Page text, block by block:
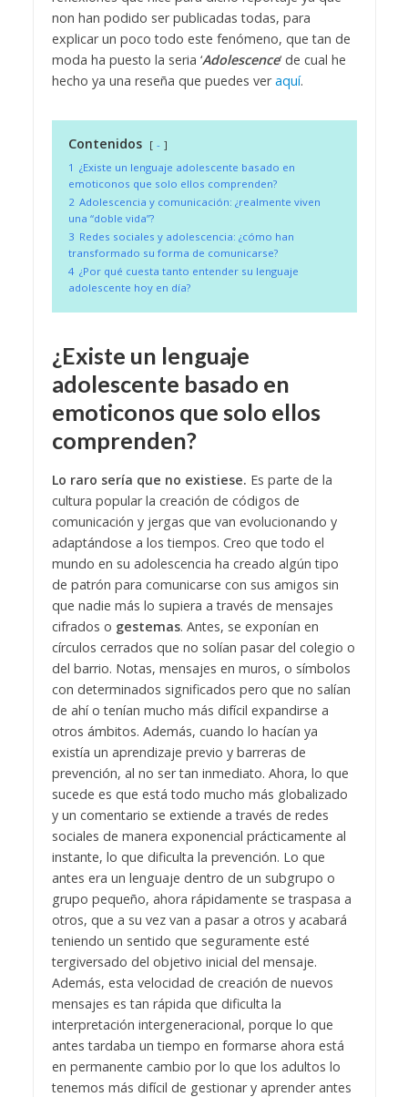
non han podido ser publicadas todas, para
explicar un poco todo este fenómeno, que tan de
moda ha puesto la seria ‘Adolescence‘ de cual he
hecho ya una reseña que puedes veraquí.
Contenidos
-
1 ¿Existe un lenguaje adolescente basado en
emoticonos que solo ellos comprenden?
2 Adolescencia y comunicación: ¿realmente viven
una “doble vida”?
3 Redes sociales y adolescencia: ¿cómo han
transformado su forma de comunicarse?
4 ¿Por qué cuesta tanto entender su lenguaje
adolescente hoy en día?
¿Existe un lenguaje
adolescente basado en
emoticonos que solo ellos
comprenden?
Lo raro sería que no existiese. Es parte de la
cultura popular la creación de códigos de
comunicación y jergas que van evolucionando y
adaptándose a los tiempos. Creo que todo el
mundo en su adolescencia ha creado algún tipo
de patrón para comunicarse con sus amigos sin
que nadie más lo supiera a través de mensajes
cifrados o gestemas. Antes, se exponían en
círculos cerrados que no solían pasar del colegio o
del barrio. Notas, mensajes en muros, o símbolos
con determinados significados pero que no salían
de ahí o tenían mucho más difícil expandirse a
otros ámbitos. Además, cuando lo hacían ya
existía un aprendizaje previo y barreras de
prevención, al no ser tan inmediato. Ahora, lo que
sucede es que está todo mucho más globalizado
y un comentario se extiende a través de redes
sociales de manera exponencial prácticamente al
instante, lo que dificulta la prevención. Lo que
antes era un lenguaje dentro de un subgrupo o
grupo pequeño, ahora rápidamente se traspasa a
otros, que a su vez van a pasar a otros y acabará
teniendo un sentido que seguramente esté
tergiversado del objetivo inicial del mensaje.
Además, esta velocidad de creación de nuevos
mensajes es tan rápida que dificulta la
interpretación intergeneracional, porque lo que
antes tardaba un tiempo en formarse ahora está
en permanente cambio por lo que los adultos lo
tenemos más difícil de gestionar y aprender antes